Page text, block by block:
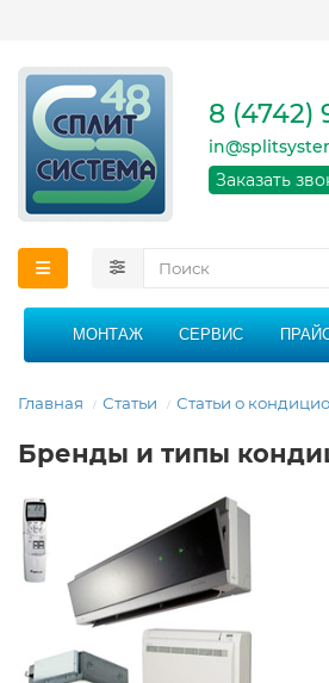
кондиционеров в
области
График работы: 9:00 -
21:00 без перерыва и
8 (4742)
Заказать
МОНТАЖ СЕРВИС
Главная Статьи Статьи о
Бренды и типы